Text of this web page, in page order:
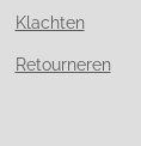
Klachten
Retourneren